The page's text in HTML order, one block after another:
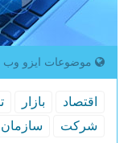
موضوعات ایزو وب
اقتصاد بازار
شركت
سازمان